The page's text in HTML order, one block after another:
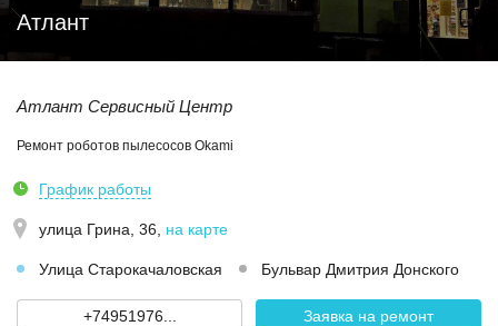
Атлант
Атлант Сервисный Центр
Ремонт роботов пылесосов Okami
График работы
улица Грина, 36 на карте
Улица Старокачаловская Бульвар Дмитрия Донского
+74951976... Заявка на ремонт